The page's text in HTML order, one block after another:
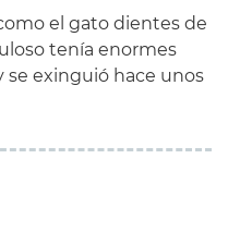
el gato dientes de
tenía enormes
se exinguió hace unos